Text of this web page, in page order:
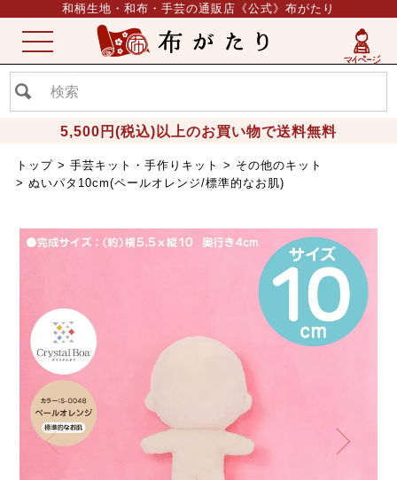
和柄生地・和布・手芸の通販店《公式》布がたり
5,500円(税込)以上のお買い物で送料無料
ME
NU
トップ 手芸キット・手作りキット
その他のキット
ぬいパタ10cm(ペールオレンジ/標準的なお肌)